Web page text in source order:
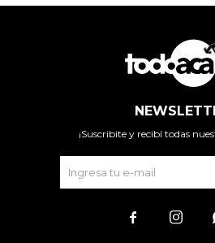
¡Suscribite y recibí todas
 